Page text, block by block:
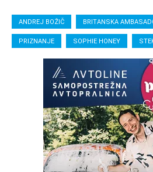
ANDREJ BOŽIČ BRITANSKA
PRIZNANJE SOPHIE HONEY